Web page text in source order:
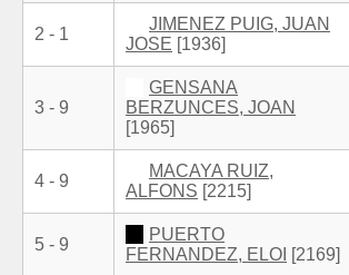
2 - 1
JIMENEZ PUIG, JUAN
JOSE [1936]
3 - 9
GENSANA
BERZUNCES, JOAN
[1965]
4 - 9
MACAYA RUIZ,
ALFONS [2215]
5 - 9
PUERTO
FERNANDEZ, ELOI [2169]